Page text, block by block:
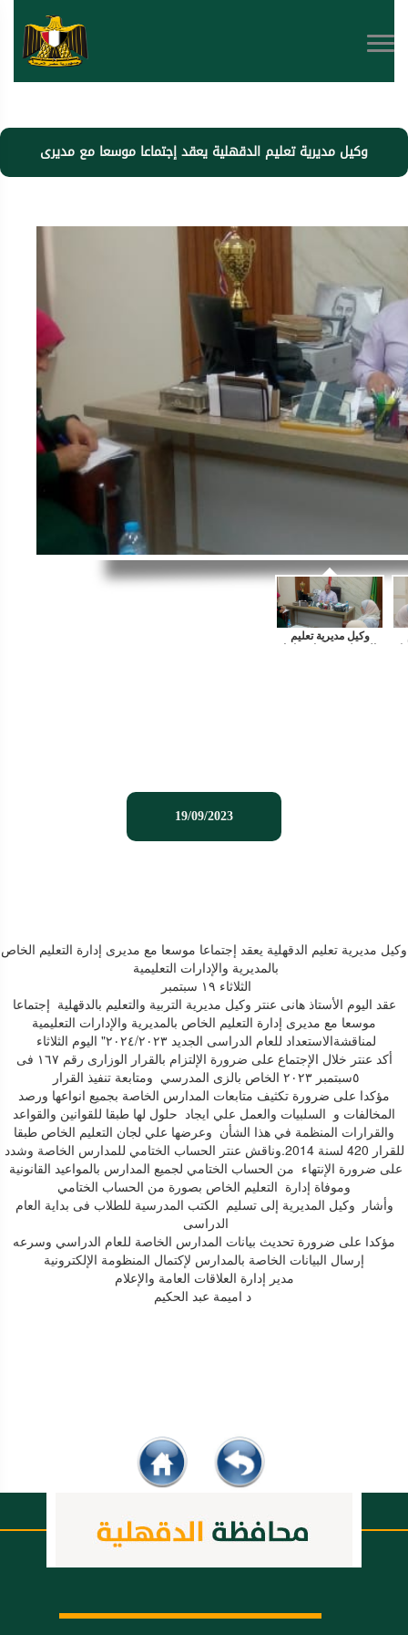
وكيل مديرية تعليم الدقهلية يعقد إجتماعا موسعا مع مديرى
19/09/2023
وكيل مديرية تعليم الدقهلية يعقد إجتماعا موسعا مع مديرى إدارة التعليم الخاص
بالمديرية والإدارات التعليمية
الثلاثاء ١٩ سبتمبر
عقد اليوم الأستاذ هانى عنتر وكيل مديرية التربية والتعليم بالدقهلية إجتماعا
موسعا مع مديرى إدارة التعليم الخاص بالمديرية والإدارات التعليمية
لمناقشةالاستعداد للعام الدراسى الجديد ٢٠٢٤/٢٠٢٣" اليوم الثلاثاء
أكد عنتر خلال الإجتماع على ضرورة الإلتزام بالقرار الوزارى رقم ١٦٧ فى
٥سبتمبر ٢٠٢٣ الخاص بالزى المدرسي ومتابعة تنفيذ القرار
مؤكدا على ضرورة تكثيف متابعات المدارس الخاصة بجميع انواعها ورصد
المخالفات و السلبيات والعمل علي ايجاد حلول لها طبقا للقوانين والقواعد
والقرارات المنظمة في هذا الشأن وعرضها علي لجان التعليم الخاص طبقا
للقرار 420 لسنة 2014.وناقش عنتر الحساب الختامي للمدارس الخاصة وشدد
على ضرورة الإنتهاء من الحساب الختامي لجميع المدارس بالمواعيد القانونية
وموفاة إدارة التعليم الخاص بصورة من الحساب الختامي
وأشار وكيل المديرية إلى تسليم الكتب المدرسية للطلاب فى بداية العام
الدراسى
مؤكدا على ضرورة تحديث بيانات المدارس الخاصة للعام الدراسي وسرعه
إرسال البيانات الخاصة بالمدارس لإكتمال المنظومة الإلكترونية
مدير إدارة العلاقات العامة والإعلام
د اميمة عبد الحكيم